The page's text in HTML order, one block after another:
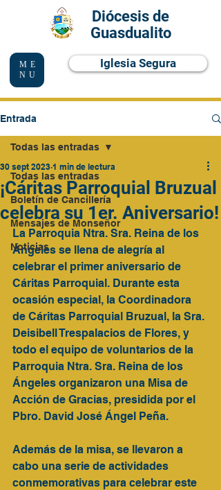
Diócesis de
Guasdualito
Iglesia Segura
ME
NU
Entrada
Todas las entradas
Boletín de Cancillería
Mensajes de Monseñor
Noticias
Todas las entradas
¡Cáritas Parroquial Bruzual
celebra su 1er. Aniversario!
30 sept 2023 1 min de lectura
La Parroquia Ntra. Sra. Reina de los
Ángeles se llena de alegría al
celebrar el primer aniversario de
Cáritas Parroquial. Durante esta
ocasión especial, la Coordinadora
de Cáritas Parroquial Bruzual, la Sra.
Deisibell Trespalacios de Flores, y
todo el equipo de voluntarios de la
Parroquia Ntra. Sra. Reina de los
Ángeles organizaron una Misa de
Acción de Gracias, presidida por el
Pbro. David José Ángel Peña.
Además de la misa, se llevaron a
cabo una serie de actividades
conmemorativas para celebrar este